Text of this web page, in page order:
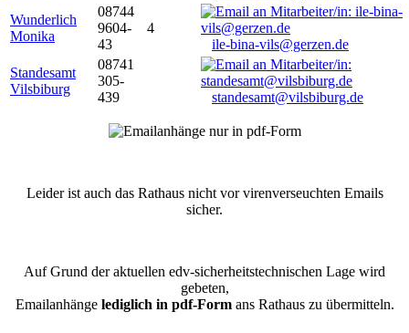
Wunderlich
Monika
08744
9604-
43
4
ile-bina-vils@gerzen.de
Standesamt
Vilsbiburg
08741
305-
439
standesamt@vilsbiburg.de
Leider ist auch das Rathaus nicht vor virenverseuchten Emails
sicher.
Auf Grund der aktuellen edv-sicherheitstechnischen Lage wird
gebeten,
Emailanhänge lediglich in pdf-Formans Rathaus zu übermitteln.